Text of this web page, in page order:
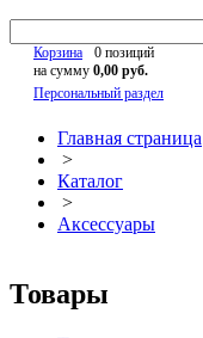
Корзина
0 позиций
на сумму 0,00 руб.
Персональный раздел
Главная страница
>
Каталог
>
Аксессуары
Товары